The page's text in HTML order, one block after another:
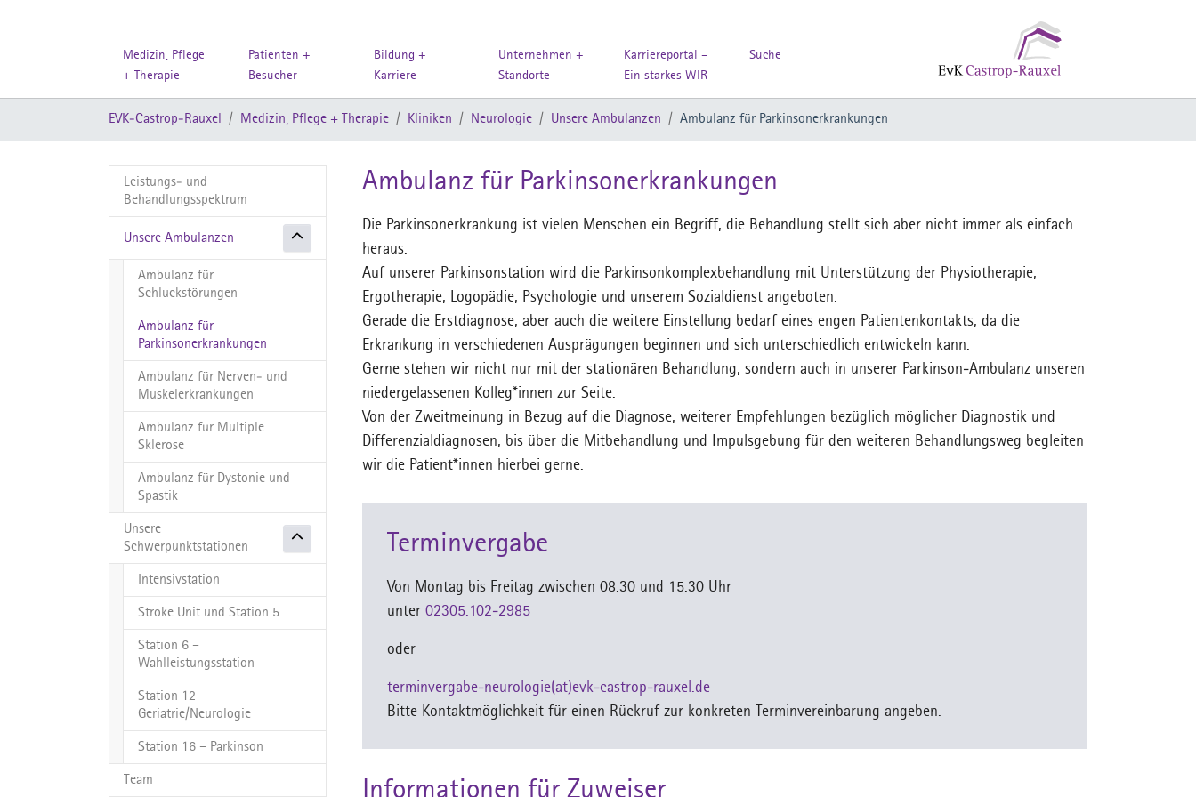
Medizin, Pflege
+ Therapie
Patienten +
Besucher
Bildung +
Karriere
Unternehmen +
Standorte
Karriereportal –
Ein starkes WIR
Suche
EVK-Castrop-Rauxel Medizin, Pflege + Therapie Kliniken Neurologie Unsere Ambulanzen Ambulanz für Parkinsonerkrankungen
Leistungs- und
Behandlungsspektrum
Unsere Ambulanzen
Ambulanz für
Schluckstörungen
Ambulanz für
Parkinsonerkrankungen
Ambulanz für Nerven- und
Muskelerkrankungen
Ambulanz für Multiple
Sklerose
Ambulanz für Dystonie und
Spastik
Unsere
Schwerpunktstationen
Intensivstation
Stroke Unit und Station 5
Station 6 –
Wahlleistungsstation
Station 12 –
Geriatrie/Neurologie
Station 16 – Parkinson
Team
Ambulanz für Parkinsonerkrankungen
Die Parkinsonerkrankung ist vielen Menschen ein Begriff, die Behandlung stellt sich aber nicht immer als einfach
heraus.
Auf unserer Parkinsonstation wird die Parkinsonkomplexbehandlung mit Unterstützung der Physiotherapie,
Ergotherapie, Logopädie, Psychologie und unserem Sozialdienst angeboten.
Gerade die Erstdiagnose, aber auch die weitere Einstellung bedarf eines engen Patientenkontakts, da die
Erkrankung in verschiedenen Ausprägungen beginnen und sich unterschiedlich entwickeln kann.
Gerne stehen wir nicht nur mit der stationären Behandlung, sondern auch in unserer Parkinson-Ambulanz unseren
niedergelassenen Kolleg*innen zur Seite.
Von der Zweitmeinung in Bezug auf die Diagnose, weiterer Empfehlungen bezüglich möglicher Diagnostik und
Differenzialdiagnosen, bis über die Mitbehandlung und Impulsgebung für den weiteren Behandlungsweg begleiten
wir die Patient*innen hierbei gerne.
Terminvergabe
Von Montag bis Freitag zwischen 08.30 und 15.30 Uhr
unter 02305.102-2985
oder
terminvergabe-neurologie(at)evk-castrop-rauxel.de
Bitte Kontaktmöglichkeit für einen Rückruf zur konkreten Terminvereinbarung angeben.
Informationen für Zuweiser